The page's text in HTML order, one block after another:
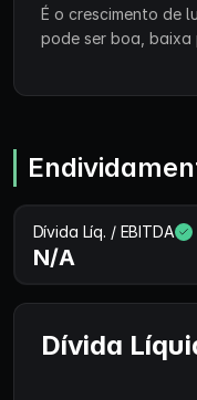
É o crescimento de
pode ser boa, baixa
Dívida Líq. / EBITDA
N/A
Dívida